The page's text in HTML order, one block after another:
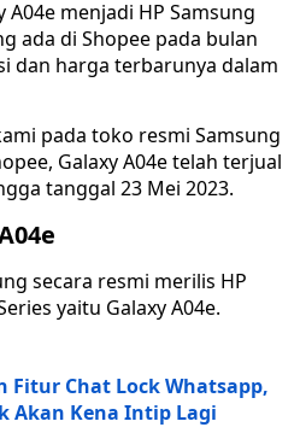
A04e menjadi HP Samsung
ada di Shopee pada bulan
dan harga terbarunya dalam
pada toko resmi Samsung
Galaxy A04e telah terjual
tanggal 23 Mei 2023.
secara resmi merilis HP
yaitu Galaxy A04e.
Fitur Chat Lock Whatsapp,
Akan Kena Intip Lagi